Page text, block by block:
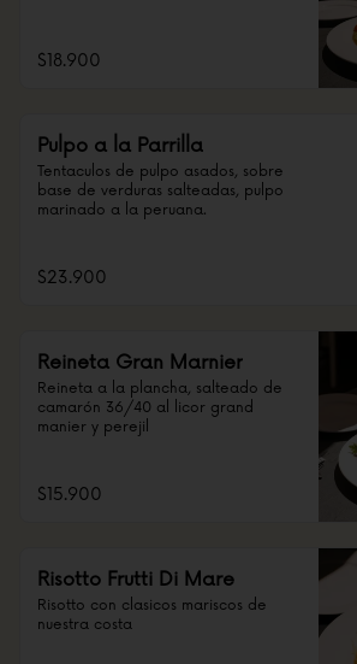
$18.900
Pulpo a la Parrilla
Tentaculos de pulpo asados, sobre
base de verduras salteadas, pulpo
marinado a la peruana.
$23.900
Reineta Gran Marnier
Reineta a la plancha, salteado de
camarón 36/40 al licor grand
manier y perejil
$15.900
Risotto Frutti Di Mare
Risotto con clasicos mariscos de
nuestra costa